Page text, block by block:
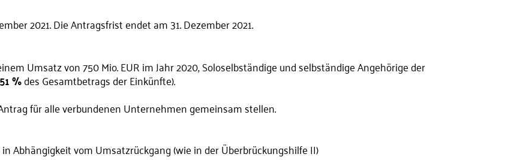
2021. Die Antragsfrist endet am 31. Dezember 2021.
Umsatz von 750 Mio. EUR im Jahr 2020, Soloselbständige und selbständige Angehörige der
51 %des Gesamtbetrags der Einkünfte).
für alle verbundenen Unternehmen gemeinsam stellen.
Abhängigkeit vom Umsatzrückgang (wie in der Überbrückungshilfe II)